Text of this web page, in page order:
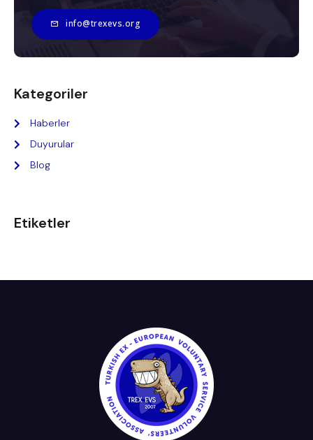
info@trexevs.org
Kategoriler
Haberler
Duyurular
Blog
Etiketler